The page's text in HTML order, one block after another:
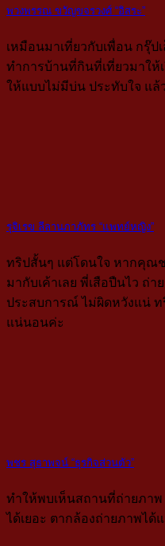
พวงพรรณ ขวัญขจรวงศ์ “อิสระ”
เหมือนมาเที่ยวกับเพื่อน กรุ๊ป
ทำการบ้านที่กินที่เที่ยวมาให้
ให้แบบไม่มีบ่น ประทับใจ แล้
รุจิเรข ลีลานภาภัทร “แพทย์หญิง”
ทริปสั้นๆ แต่โดนใจ หากคุณ
มากับเค้าเลย พี่เสือปืนไว ถ่
ประสบการณ์ ไม่ผิดหวังแน่ ท
แน่นอนค่ะ
พชร สุธาพจน์ “ธุรกิจส่วนตัว”
ทำให้พบเห็นสถานที่ถ่ายภา
ได้เยอะ ตากล้องถ่ายภาพได้